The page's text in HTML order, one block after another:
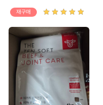
재구매